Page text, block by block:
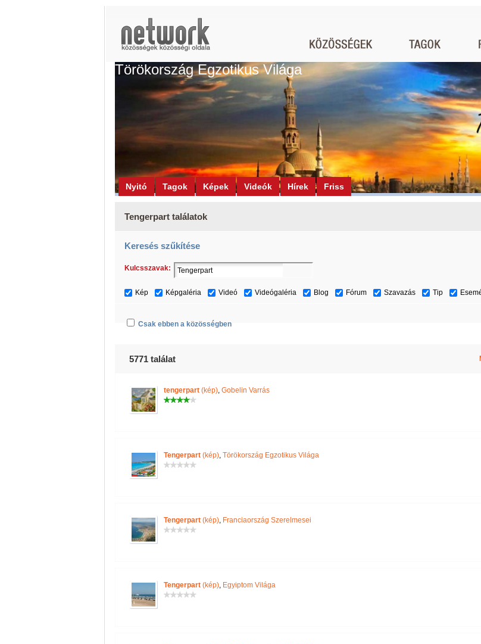
Törökország Egzotikus Világa
Nyitó Tagok Képek Videók Hírek Friss
Tengerpart találatok
Keresés szűkítése
Kulcsszavak:
Kép Képgaléria Videó Videógaléria Blog Fórum Szavazás Tip
Csak ebben a közösségben
5771 találat
tengerpart (kép), Gobelin Varrás
Tengerpart (kép), Törökország Egzotikus Világa
Tengerpart (kép), Franciaország Szerelmesei
Tengerpart (kép), Egyiptom Világa